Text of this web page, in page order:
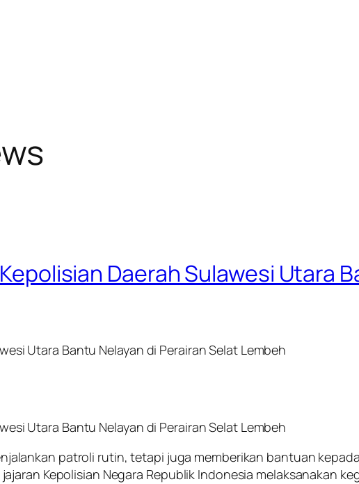
Daerah Sulawesi Utara
Utara Bantu Nelayan di Perairan Selat Lembeh
Utara Bantu Nelayan di Perairan Selat Lembeh
patroli rutin, tetapi juga memberikan bantuan
Kepolisian Negara Republik Indonesia melaksanakan